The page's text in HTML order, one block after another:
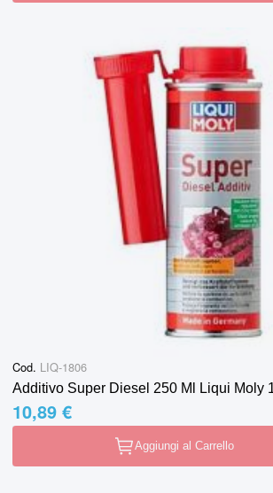
Cod. LIQ-1806
Additivo Super Diesel 250 Ml Liqui Moly
10,89 €
Aggiungi al Carrello